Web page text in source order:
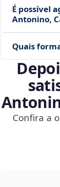
É possível
Antonino,
Quais
Confira a